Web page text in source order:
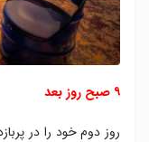
۹ صبح روز بعد
روز دوم خود را در